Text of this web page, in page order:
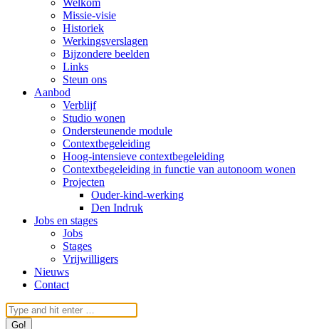
Welkom
Missie-visie
Historiek
Werkingsverslagen
Bijzondere beelden
Links
Steun ons
Aanbod
Verblijf
Studio wonen
Ondersteunende module
Contextbegeleiding
Hoog-intensieve contextbegeleiding
Contextbegeleiding in functie van autonoom wonen
Projecten
Ouder-kind-werking
Den Indruk
Jobs en stages
Jobs
Stages
Vrijwilligers
Nieuws
Contact
Search: